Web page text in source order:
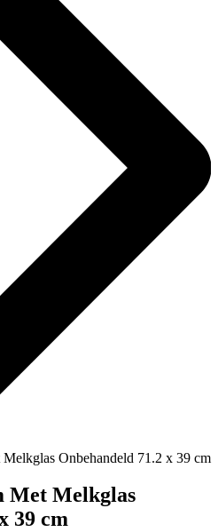
Onbehandeld 71.2 x 39 cm
Met Melkglas
39 cm